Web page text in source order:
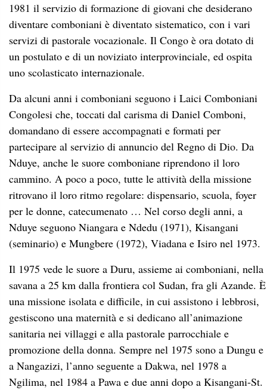
1981 il servizio di formazione di giovani che desiderano
diventare comboniani è diventato sistematico, con i vari
servizi di pastorale vocazionale. Il Congo è ora dotato di
un postulato e di un noviziato interprovinciale, ed ospita
uno scolasticato internazionale.
Da alcuni anni i comboniani seguono i Laici Comboniani
Congolesi che, toccati dal carisma di Daniel Comboni,
domandano di essere accompagnati e formati per
partecipare al servizio di annuncio del Regno di Dio. Da
Nduye, anche le suore comboniane riprendono il loro
cammino. A poco a poco, tutte le attività della missione
ritrovano il loro ritmo regolare: dispensario, scuola, foyer
per le donne, catecumenato … Nel corso degli anni, a
Nduye seguono Niangara e Ndedu (1971), Kisangani
(seminario) e Mungbere (1972), Viadana e Isiro nel 1973.
Il 1975 vede le suore a Duru, assieme ai comboniani, nella
savana a 25 km dalla frontiera col Sudan, fra gli Azande. È
una missione isolata e difficile, in cui assistono i lebbrosi,
gestiscono una maternità e si dedicano all’animazione
sanitaria nei villaggi e alla pastorale parrocchiale e
promozione della donna. Sempre nel 1975 sono a Dungu e
a Nangazizi, l’anno seguente a Dakwa, nel 1978 a
Ngilima, nel 1984 a Pawa e due anni dopo a Kisangani-St.